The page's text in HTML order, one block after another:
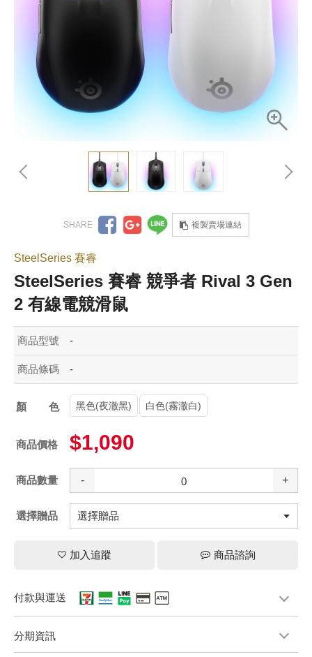
複製賣場連結
SteelSeries 賽睿
SteelSeries 賽睿 競爭者 Rival 3 Gen
2 有線電競滑鼠
商品型號 -
商品條碼 -
顏色黑色(夜澈黑) 白色(霧澈白)
商品價格 $1,090
商品數量 - +
選擇贈品
加入追蹤 商品諮詢
付款與運送
分期資訊